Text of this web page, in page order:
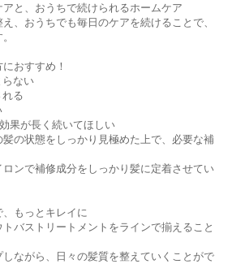
と、おうちで続けられるホームケア
、おうちでも毎日のケアを続けることで、
おすすめ！
ない
る
果が長く続いてほしい
の状態をしっかり見極めた上で、必要な補
ンで補修成分をしっかり髪に定着させてい
もっとキレイに
バストリートメントをラインで揃えること
ながら、日々の髪質を整えていくことがで